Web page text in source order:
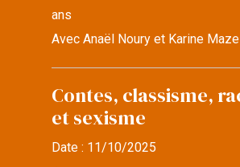
ans
Avec Anaël Noury et Karine Mazel
Contes, classisme,
et sexisme
Date : 11/10/2025